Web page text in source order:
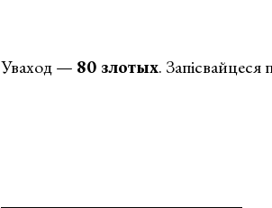
Уваход — 80 злотых. Запісвайцеся